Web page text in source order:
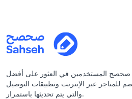
صحصح المستخدمين في العثور على أفضل
للمتاجر عبر الإنترنت وتطبيقات التوصيل
والتي يتم تحديثها باستمرار.